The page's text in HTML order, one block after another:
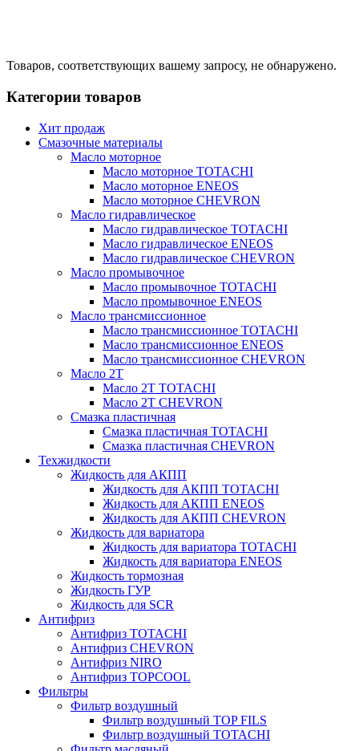
Товаров, соответствующих вашему запросу, не обнаружено.
Категории товаров
Хит продаж
Смазочные материалы
Масло моторное
Масло моторное TOTACHI
Масло моторное ENEOS
Масло моторное CHEVRON
Масло гидравлическое
Масло гидравлическое TOTACHI
Масло гидравлическое ENEOS
Масло гидравлическое CHEVRON
Масло промывочное
Масло промывочное TOTACHI
Масло промывочное ENEOS
Масло трансмиссионное
Масло трансмиссионное TOTACHI
Масло трансмиссионное ENEOS
Масло трансмиссионное CHEVRON
Масло 2Т
Масло 2Т TOTACHI
Масло 2Т CHEVRON
Смазка пластичная
Смазка пластичная TOTACHI
Смазка пластичная CHEVRON
Техжидкости
Жидкость для АКПП
Жидкость для АКПП TOTACHI
Жидкость для АКПП ENEOS
Жидкость для АКПП CHEVRON
Жидкость для вариатора
Жидкость для вариатора TOTACHI
Жидкость для вариатора ENEOS
Жидкость тормозная
Жидкость ГУР
Жидкость для SCR
Антифриз
Антифриз TOTACHI
Антифриз CHEVRON
Антифриз NIRO
Антифриз TOPCOOL
Фильтры
Фильтр воздушный
Фильтр воздушный TOP FILS
Фильтр воздушный TOTACHI